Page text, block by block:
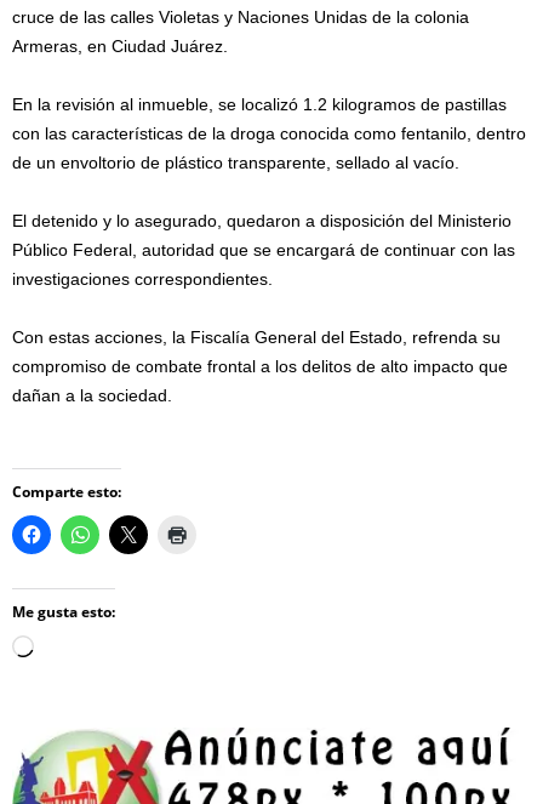
cruce de las calles Violetas y Naciones Unidas de la colonia
Armeras, en Ciudad Juárez.
En la revisión al inmueble, se localizó 1.2 kilogramos de pastillas
con las características de la droga conocida como fentanilo, dentro
de un envoltorio de plástico transparente, sellado al vacío.
El detenido y lo asegurado, quedaron a disposición del Ministerio
Público Federal, autoridad que se encargará de continuar con las
investigaciones correspondientes.
Con estas acciones, la Fiscalía General del Estado, refrenda su
compromiso de combate frontal a los delitos de alto impacto que
dañan a la sociedad.
Comparte esto:
Me gusta esto:
Loading…